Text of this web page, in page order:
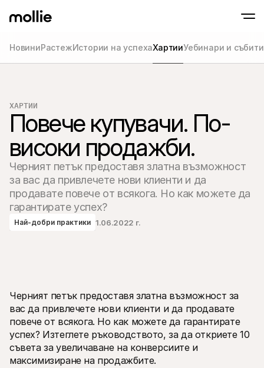
Приемайте
терминали и
Предлагайте
оптимизиран за
Повтарящи се
Събиране на
абонаментни
Приемане и риск
Партньори
Технически ресурси
Портал за разработчици
Открийте ресурси за разработчици и актуализации
НовиниРастежИстории на успехаХартииУебинари и
ХАРТИИ
Повече купувачи. По-
високи продажби.
Черният петък предоставя златна възможност
за вас да привлечете нови клиенти и да
продавате повече от всякога. Но как можете да
гарантирате успех?
Най-добри практики 1.06.2022 г.
Черният петък предоставя златна възможност за
вас да привлечете нови клиенти и да продавате
повече от всякога. Но как можете да гарантирате
успех? Изтеглете ръководството, за да откриете 10
съвета за увеличаване на конверсиите и
максимизиране на продажбите.